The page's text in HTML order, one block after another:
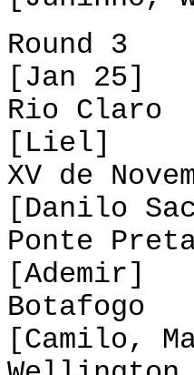
Round 3
[Jan 25]
Rio
[Liel]
XV de
[Danilo
Ponte
[Ademir]
[Camilo,